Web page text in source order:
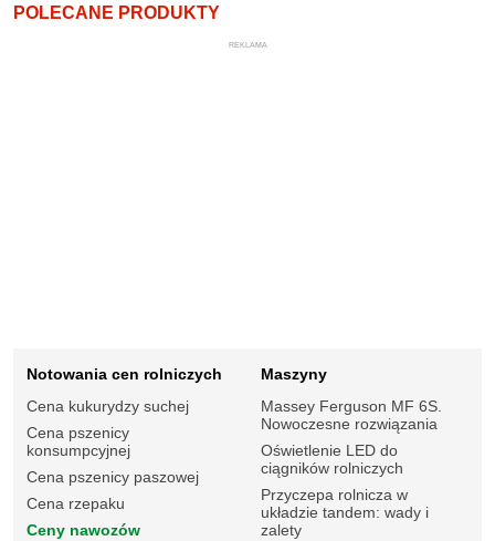
POLECANE PRODUKTY
REKLAMA
Notowania cen rolniczych
Cena kukurydzy suchej
Cena pszenicy
konsumpcyjnej
Cena pszenicy paszowej
Cena rzepaku
Ceny nawozów
Maszyny
Massey Ferguson MF 6S.
Nowoczesne rozwiązania
Oświetlenie LED do
ciągników rolniczych
Przyczepa rolnicza w
układzie tandem: wady i
zalety